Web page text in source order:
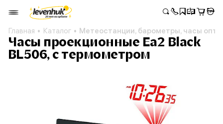
Главная Каталог Метеостанции, барометры, часы
Часы проекционные Еа2 Black
BL506, с термометром